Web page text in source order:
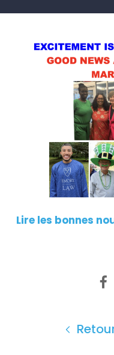
Lire les bonnes